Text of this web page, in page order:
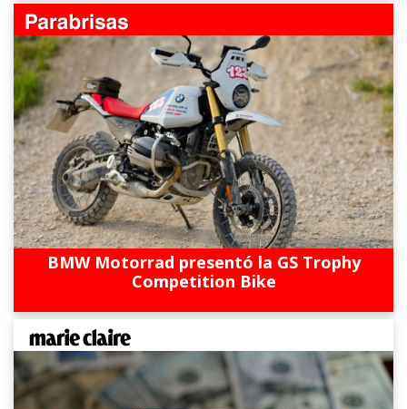
BMW Motorrad presentó la GS Trophy
Competition Bike